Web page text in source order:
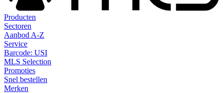
Producten
Sectoren
Aanbod A-Z
Service
Barcode: USI
MLS Selection
Promoties
Snel bestellen
Merken